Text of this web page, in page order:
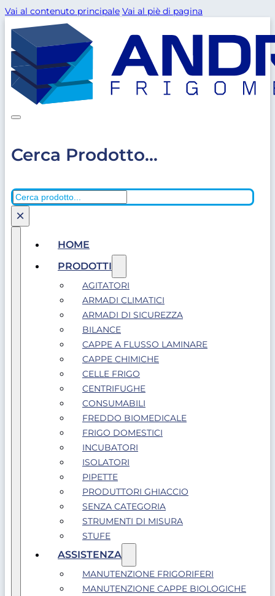
Vai al contenuto principale Vai al piè di pagina
Cerca Prodotto...
Cerca
×
HOME
PRODOTTI
AGITATORI
ARMADI CLIMATICI
ARMADI DI SICUREZZA
BILANCE
CAPPE A FLUSSO LAMINARE
CAPPE CHIMICHE
CELLE FRIGO
CENTRIFUGHE
CONSUMABILI
FREDDO BIOMEDICALE
FRIGO DOMESTICI
INCUBATORI
ISOLATORI
PIPETTE
PRODUTTORI GHIACCIO
SENZA CATEGORIA
STRUMENTI DI MISURA
STUFE
ASSISTENZA
MANUTENZIONE FRIGORIFERI
MANUTENZIONE CAPPE BIOLOGICHE